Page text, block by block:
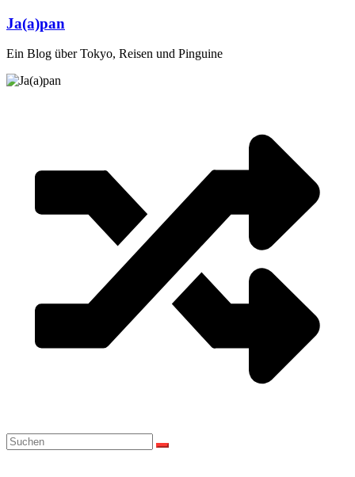
Zum
Inhalt
springen
Ja(a)pan
Ein Blog über Tokyo, Reisen und Pinguine